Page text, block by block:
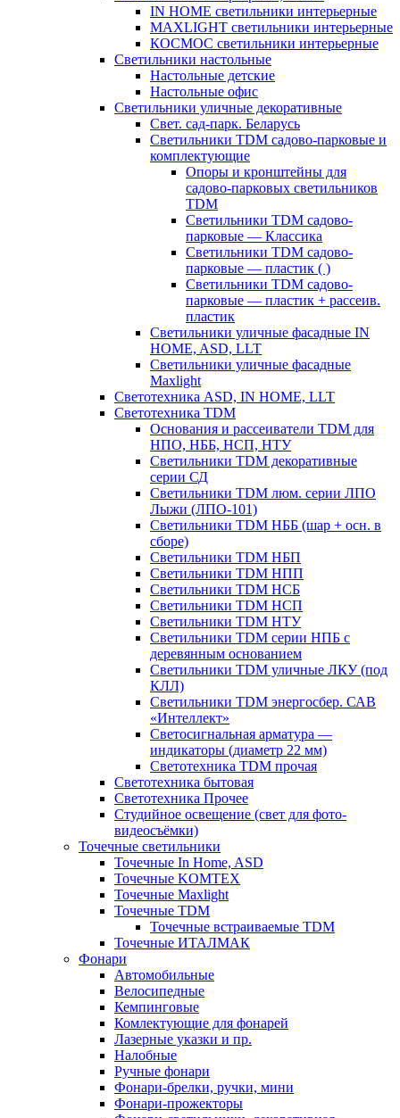
IN HOME светильники интерьерные
MAXLIGHT светильники интерьерные
КОСМОС светильники интерьерные
Светильники настольные
Настольные детские
Настольные офис
Светильники уличные декоративные
Свет. сад-парк. Беларусь
Светильники TDM садово-парковые и
комплектующие
Опоры и кронштейны для
садово-парковых светильников
TDM
Светильники TDM садово-
парковые — Классика
Светильники TDM садово-
парковые — пластик ( )
Светильники TDM садово-
парковые — пластик + рассеив.
пластик
Светильники уличные фасадные IN
HOME, ASD, LLT
Светильники уличные фасадные
Maxlight
Светотехника ASD, IN HOME, LLT
Светотехника TDM
Основания и рассеиватели TDM для
НПО, НББ, НСП, НТУ
Светильники TDM декоративные
серии СД
Светильники TDM люм. серии ЛПО
Лыжи (ЛПО-101)
Светильники TDM НББ (шар + осн. в
сборе)
Светильники TDM НБП
Светильники TDM НПП
Светильники TDM НСБ
Светильники TDM НСП
Светильники TDM НТУ
Светильники TDM серии НПБ с
деревянным основанием
Светильники TDM уличные ЛКУ (под
КЛЛ)
Светильники TDM энергосбер. САВ
«Интеллект»
Светосигнальная арматура —
индикаторы (диаметр 22 мм)
Светотехника TDM прочая
Светотехника бытовая
Светотехника Прочее
Студийное освещение (свет для фото-
видеосъёмки)
Точечные светильники
Точечные In Home, ASD
Точечные KOMTEX
Точечные Maxlight
Точечные TDM
Точечные встраиваемые TDM
Точечные ИТАЛМАК
Фонари
Автомобильные
Велосипедные
Кемпинговые
Комлектующие для фонарей
Лазерные указки и пр.
Налобные
Ручные фонари
Фонари-брелки, ручки, мини
Фонари-прожекторы